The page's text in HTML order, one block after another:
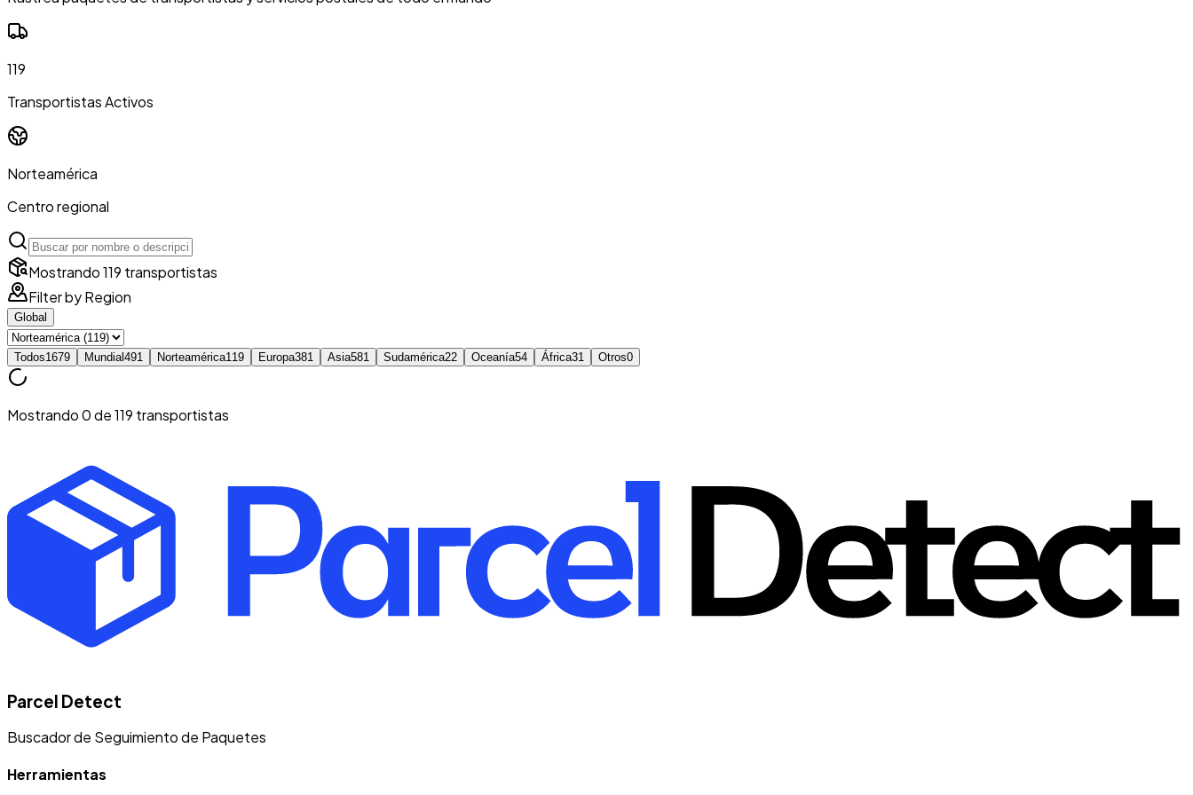
119
Transportistas Activos
Norteamérica
Centro regional
Mostrando 119 transportistas
Filter by Region
Global
Todos1679 Mundial491 Norteamérica119 Europa381 Asia581 Sudamérica22 Oceanía54 África31 Otros0
Mostrando 0 de 119 transportistas
Parcel Detect
Buscador de Seguimiento de Paquetes
Herramientas